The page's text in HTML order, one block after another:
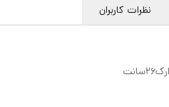
نظرات کاربران